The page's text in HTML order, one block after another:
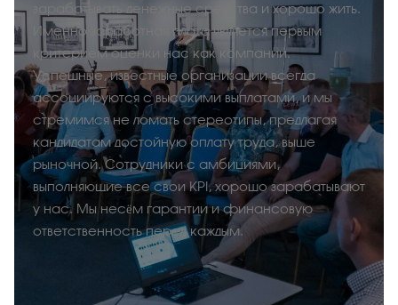
зарабатывать денежные средства и хорошо жить.
Именно заработная плата является первым
критерием оценки нас как компании.
Успешные, известные организации всегда
ассоциируются с высокими выплатами, и мы
стремимся не ломать стереотипы, предлагая
кандидатам достойную оплату труда, выше
рыночной. Сотрудники с амбициями,
выполняющие все свои KPI, хорошо зарабатывают
у нас. Мы несём гарантии и финансовую
ответственность перед каждым.